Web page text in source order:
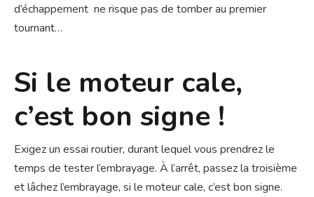
d’échappement ne risque pas de tomber au premier
tournant…
Si le moteur cale,
c’est bon signe !
Exigez un essai routier, durant lequel vous prendrez le
temps de tester l’embrayage. À l’arrêt, passez la troisième
et lâchez l’embrayage, si le moteur cale, c’est bon signe.